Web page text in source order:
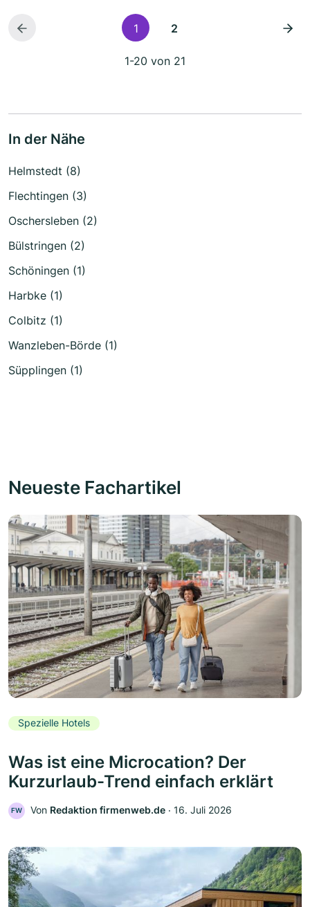
1 2
1-20 von 21
In der Nähe
Helmstedt (8)
Flechtingen (3)
Oschersleben (2)
Bülstringen (2)
Schöningen (1)
Harbke (1)
Colbitz (1)
Wanzleben-Börde (1)
Süpplingen (1)
Neueste Fachartikel
Spezielle Hotels
Was ist eine Microcation? Der
Kurzurlaub-Trend einfach erklärt
FW Von Redaktion firmenweb.de ‧ 16. Juli 2026